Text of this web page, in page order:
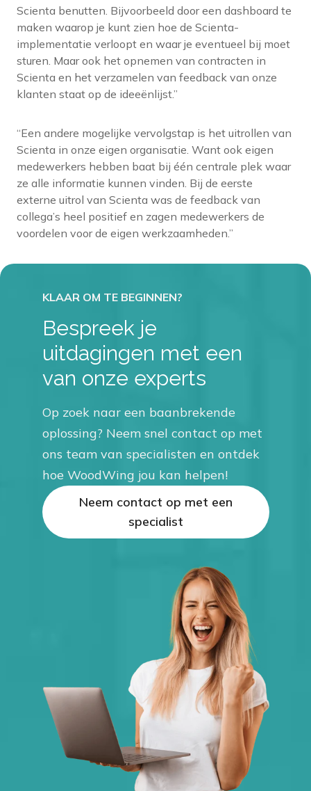
Scienta benutten. Bijvoorbeeld door een dashboard te
maken waarop je kunt zien hoe de Scienta-
implementatie verloopt en waar je eventueel bij moet
sturen. Maar ook het opnemen van contracten in
Scienta en het verzamelen van feedback van onze
klanten staat op de ideeënlijst.”
“Een andere mogelijke vervolgstap is het uitrollen van
Scienta in onze eigen organisatie. Want ook eigen
medewerkers hebben baat bij één centrale plek waar
ze alle informatie kunnen vinden. Bij de eerste
externe uitrol van Scienta was de feedback van
collega’s heel positief en zagen medewerkers de
voordelen voor de eigen werkzaamheden.”
Bespreek je
uitdagingen met een
van onze experts
Op zoek naar een baanbrekende
oplossing? Neem snel contact op met
ons team van specialisten en ontdek
hoe WoodWing jou kan helpen!
Neem contact op met een
specialist